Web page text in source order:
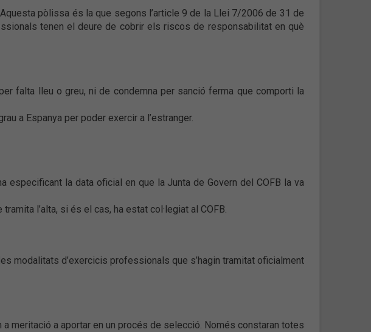
pòlissa és la que segons l’article 9 de la Llei 7/2006 de 31 de
tenen el deure de cobrir els riscos de responsabilitat en què
falta lleu o greu, ni de condemna per sanció ferma que comporti la
a Espanya per poder exercir a l’estranger.
especificant la data oficial en que la Junta de Govern del COFB la va
l’alta, si és el cas, ha estat col·legiat al COFB.
modalitats d’exercicis professionals que s’hagin tramitat oficialment
meritació a aportar en un procés de selecció. Només constaran totes